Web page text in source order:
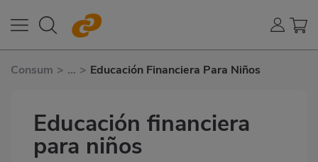
Consum > ... > Educación Financiera Para Niños
Educación financiera
para niños